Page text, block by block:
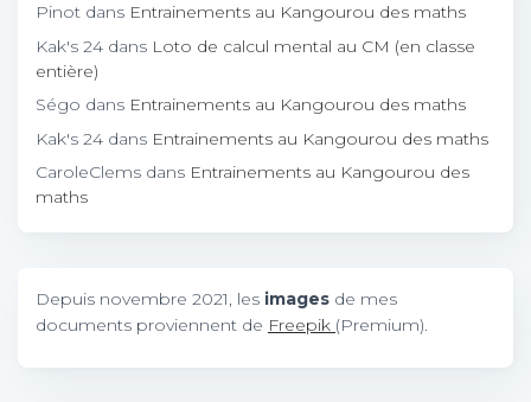
Pinot dans Entrainements au Kangourou des maths
Kak's 24 dans Loto de calcul mental au CM (en classe
entière)
Ségo dans Entrainements au Kangourou des maths
Kak's 24 dans Entrainements au Kangourou des maths
CaroleClems dans Entrainements au Kangourou des
maths
Depuis novembre 2021, les images de mes
documents proviennent de Freepik (Premium).